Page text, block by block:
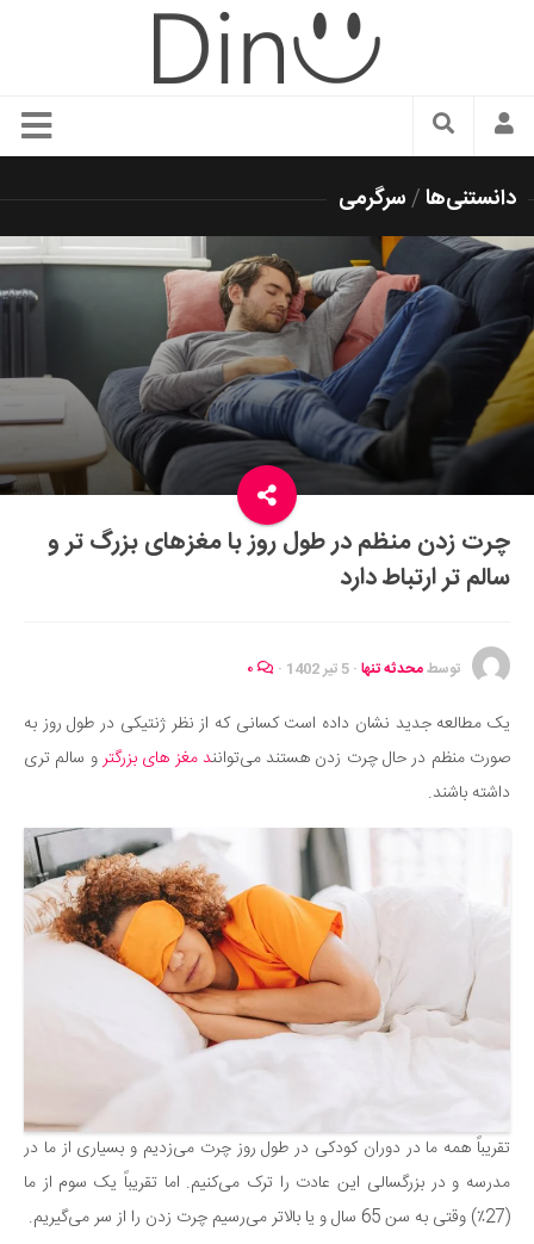
سبک زندگی
زیبایی و آرایش
شیک پوشی
دکوراسیون و چیدمان
رستوران گردی
سفر و گردشگری
ایران گردی
جهان گردی
موفقیت و مهارت‌های فردی
تغذیه سالم
بهداشت
بیماری و درمان
مراکز پزشکی و دارویی
فرهنگ و هنر
موسیقی
چهره‌ها
عکاسی و هنرهای تجسمی
دانستنی‌ها/سرگرمی
چرت زدن منظم در طول روز با مغزهای بزرگ تر و
سالم تر ارتباط دارد
توسطمحدثه تنها · 5 تیر 1402 ·
یک مطالعه جدید نشان داده است کسانی که از نظر ژنتیکی در طول روز به
صورت منظم در حال چرت زدن هستند می‌توانند مغز های بزرگترو سالم تری
داشته باشند.
تقریباً همه ما در دوران کودکی در طول روز چرت می‌زدیم و بسیاری از ما در
مدرسه و در بزرگسالی این عادت را ترک می‌کنیم. اما تقریباً یک سوم از ما
(27٪) وقتی به سن 65 سال و یا بالاتر می‌رسیم چرت زدن را از سر می‌گیریم.